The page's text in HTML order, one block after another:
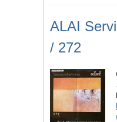
ALAI
/ 272